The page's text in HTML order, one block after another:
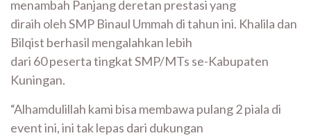
menambah Panjang deretan prestasi yang
diraih oleh SMP Binaul Ummah di tahun ini. Khalila dan
Bilqist berhasil mengalahkan lebih
dari 60 peserta tingkat SMP/MTs se-Kabupaten
Kuningan.
“Alhamdulillah kami bisa membawa pulang 2 piala di
event ini, ini tak lepas dari dukungan